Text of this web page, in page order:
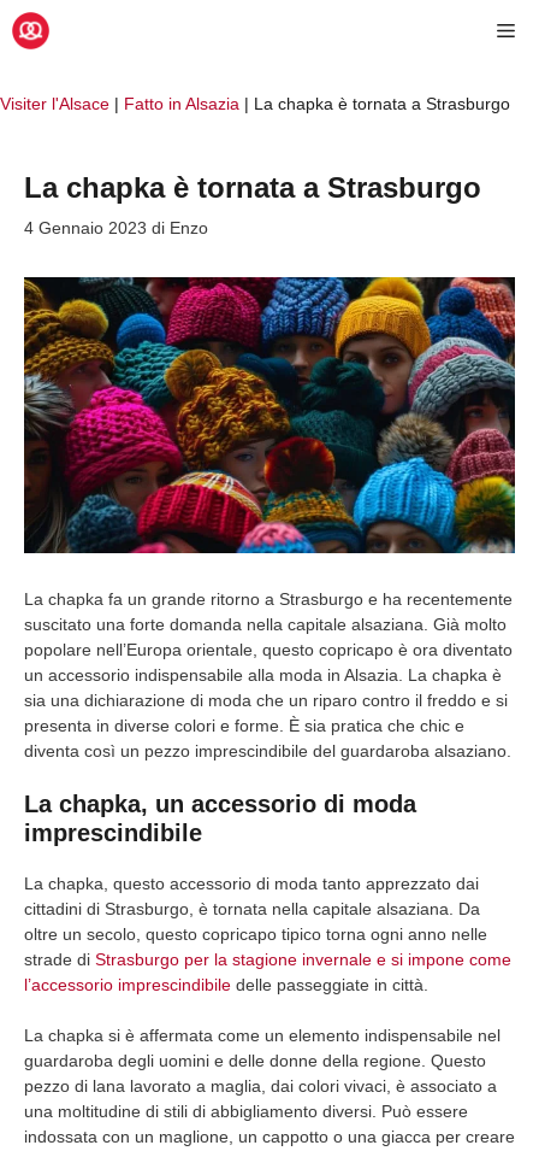
Vai
Visiter l'Alsace | Fatto in Alsazia | La chapka è tornata a Strasburgo
La chapka è tornata a Strasburgo
4 Gennaio 2023 di Enzo
La chapka fa un grande ritorno a Strasburgo e ha recentemente
suscitato una forte domanda nella capitale alsaziana. Già molto
popolare nell’Europa orientale, questo copricapo è ora diventato
un accessorio indispensabile alla moda in Alsazia. La chapka è
sia una dichiarazione di moda che un riparo contro il freddo e si
presenta in diverse colori e forme. È sia pratica che chic e
diventa così un pezzo imprescindibile del guardaroba alsaziano.
La chapka, un accessorio di moda
imprescindibile
La chapka, questo accessorio di moda tanto apprezzato dai
cittadini di Strasburgo, è tornata nella capitale alsaziana. Da
oltre un secolo, questo copricapo tipico torna ogni anno nelle
strade di Strasburgo per la stagione invernale e si impone come
l’accessorio imprescindibile delle passeggiate in città.
La chapka si è affermata come un elemento indispensabile nel
guardaroba degli uomini e delle donne della regione. Questo
pezzo di lana lavorato a maglia, dai colori vivaci, è associato a
una moltitudine di stili di abbigliamento diversi. Può essere
indossata con un maglione, un cappotto o una giacca per creare